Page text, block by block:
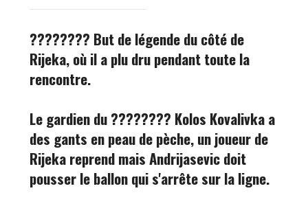
???????? But de légende du côté de
Rijeka, où il a plu dru pendant toute la
rencontre.
Le gardien du ???????? Kolos Kovalivka a
des gants en peau de pèche, un joueur de
Rijeka reprend mais Andrijasevic doit
pousser le ballon qui s'arrête sur la ligne.